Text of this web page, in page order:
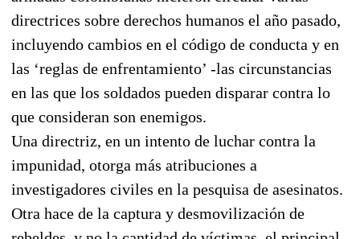
directrices sobre derechos humanos el año pasado,
incluyendo cambios en el código de conducta y en
las ‘reglas de enfrentamiento’ -las circunstancias
en las que los soldados pueden disparar contra lo
que consideran son enemigos.
Una directriz, en un intento de luchar contra la
impunidad, otorga más atribuciones a
investigadores civiles en la pesquisa de asesinatos.
Otra hace de la captura y desmovilización de